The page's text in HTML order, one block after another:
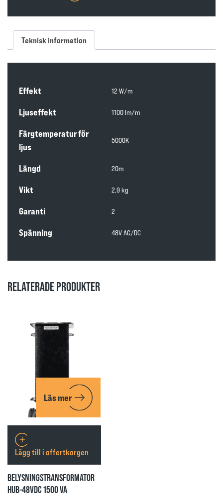
Teknisk information
Effekt 12 W/m
Ljuseffekt 1100 lm/m
Färgtemperatur för
ljus
5000K
Längd 20m
Vikt 2,9 kg
Garanti 2
Spänning 48V AC/DC
RELATERADE PRODUKTER
Läs mer
BELYSNINGSTRANSFORMATOR
HUB-48VDC 1500 VA
Lägg till i offertkorgen